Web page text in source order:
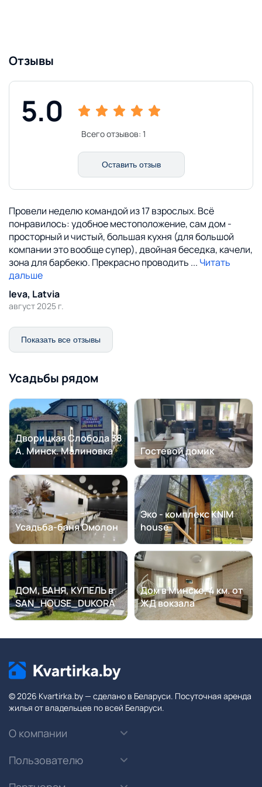
Отзывы
5.0
Всего отзывов: 1
Оставить отзыв
Провели неделю командой из 17 взрослых. Всё
понравилось: удобное местоположение, сам дом -
просторный и чистый, большая кухня (для большой
компании это вообще супер), двойная беседка, качели,
зона для барбекю. Прекрасно проводить ... Читать
дальше
Ieva, Latvia
август 2025 г.
Показать все отзывы
Усадьбы рядом
Дворицкая Слобода 38
А. Минск. Малиновка
Гостевой домик
Усадьба-баня Омолон
Эко - комплекс KNIM
house
ДОМ, БАНЯ, КУПЕЛЬ в
SAN_HOUSE_DUKORA
Дом в Минске, 4 км. от
ЖД вокзала
© 2026 Kvartirka.by — сделано в Беларуси. Посуточная аренда
жилья от владельцев по всей Беларуси.
О компании
Пользователю